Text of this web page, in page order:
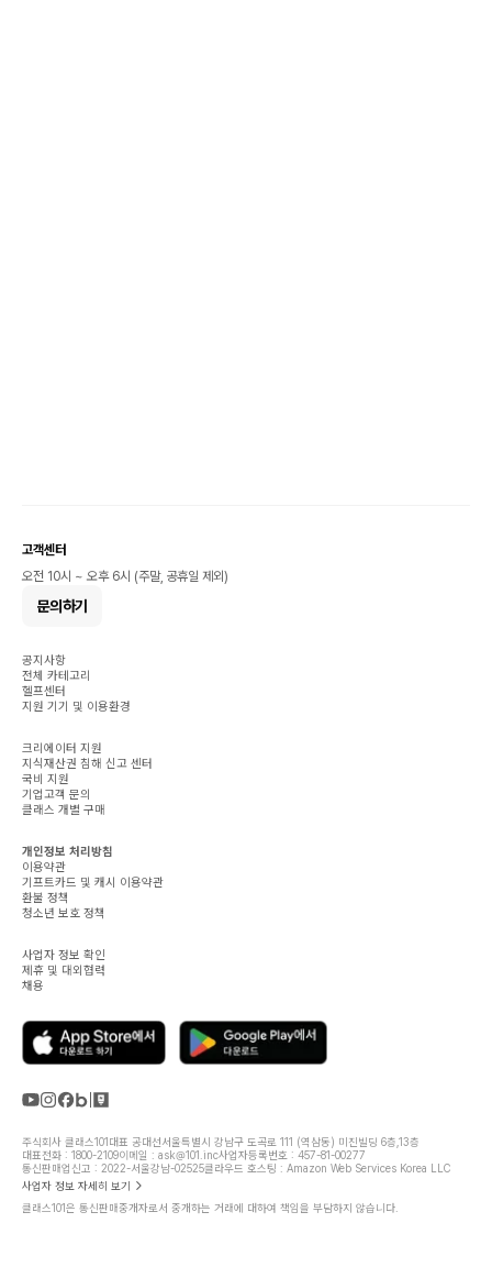
고객센터
오전 10시 ~ 오후 6시 (주말, 공휴일 제외)
문의하기
공지사항
전체 카테고리
헬프센터
지원 기기 및 이용환경
크리에이터 지원
지식재산권 침해 신고 센터
국비 지원
기업고객 문의
클래스 개별 구매
개인정보 처리방침
이용약관
기프트카드 및 캐시 이용약관
환불 정책
청소년 보호 정책
사업자 정보 확인
제휴 및 대외협력
채용
주식회사 클래스101대표 공대선서울특별시 강남구 도곡로 111 (역삼동) 미진빌딩 6층,13층
대표전화 : 1800-2109이메일 : ask@101.inc사업자등록번호 : 457-81-00277
통신판매업신고 : 2022-서울강남-02525클라우드 호스팅 : Amazon Web Services Korea LLC
사업자 정보 자세히 보기
클래스101은 통신판매중개자로서 중개하는 거래에 대하여 책임을 부담하지 않습니다.